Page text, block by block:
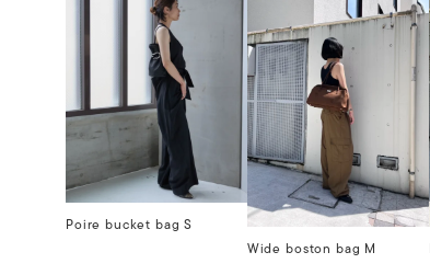
Poire bucket bag S
Wide boston bag M